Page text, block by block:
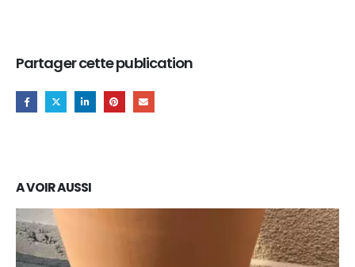
Partager cette publication
A VOIR AUSSI